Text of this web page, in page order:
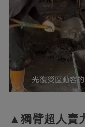
▲獨臂超人賣